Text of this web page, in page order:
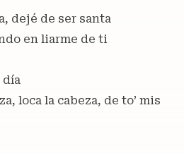
dejé de ser santa
en liarme de ti
día
loca la cabeza, de to’ mis